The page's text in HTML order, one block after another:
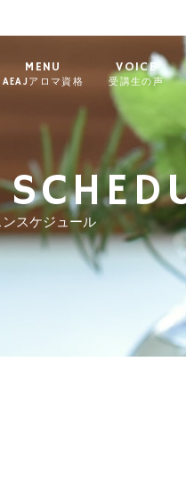
MENU
AEAJアロマ資格
VOICE
受講生の声
ンスケジュール